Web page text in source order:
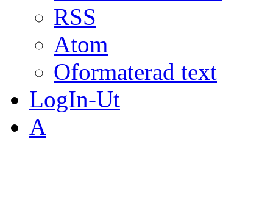
RSS
Atom
Oformaterad text
LogIn-Ut
A